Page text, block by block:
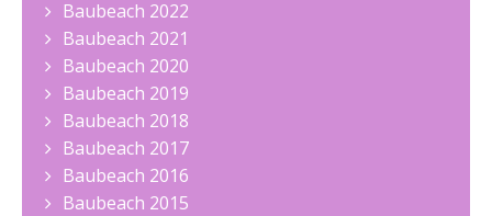
Baubeach 2022
Baubeach 2021
Baubeach 2020
Baubeach 2019
Baubeach 2018
Baubeach 2017
Baubeach 2016
Baubeach 2015